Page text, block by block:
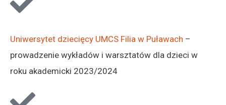
Uniwersytet dziecięcy UMCS Filia w Puławach –
prowadzenie wykładów i warsztatów dla dzieci w
roku akademicki 2023/2024